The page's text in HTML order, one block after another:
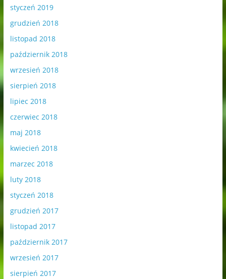
styczeń 2019
grudzień 2018
listopad 2018
październik 2018
wrzesień 2018
sierpień 2018
lipiec 2018
czerwiec 2018
maj 2018
kwiecień 2018
marzec 2018
luty 2018
styczeń 2018
grudzień 2017
listopad 2017
październik 2017
wrzesień 2017
sierpień 2017